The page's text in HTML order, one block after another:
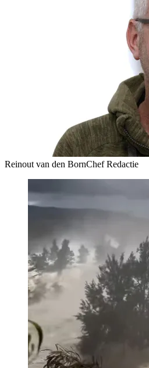
Reinout van den BornChef Redactie